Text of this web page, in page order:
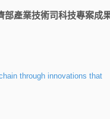
部產業技術司科技專案成果
through innovations that